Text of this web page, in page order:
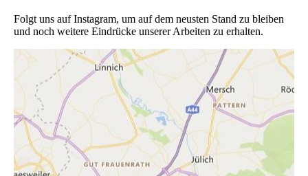
Folgt uns auf Instagram, um auf dem neusten Stand zu bleiben
und noch weitere Eindrücke unserer Arbeiten zu erhalten.